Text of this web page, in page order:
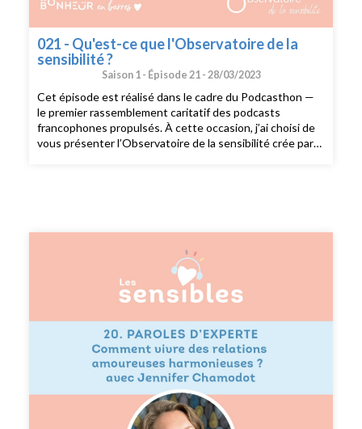
021 - Qu'est-ce que l'Observatoire de la
sensibilité ?
Saison 1 - Épisode 21 - 28/03/2023
Cet épisode est réalisé dans le cadre du Podcasthon —
le premier rassemblement caritatif des podcasts
francophones propulsés. À cette occasion, j’ai choisi de
vous présenter l’Observatoire de la sensibilité crée par
l'Observatoire : Le site de l'Observatoire La chaîne
YouTube --- Si vous voulez partager votre témoignage
sensible, envoyez moi un mail à
sophie@dubonheurenbarres.com en me racontant un
bout de votre histoire que j’ai déjà hâte de découvrir. ---
Recevez du bonheur en barres dans votre boîte mail